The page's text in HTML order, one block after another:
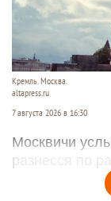
Кремль. Москва.
altapress.ru
7 августа 2026 в 16:30
Москвичи
разнесся по